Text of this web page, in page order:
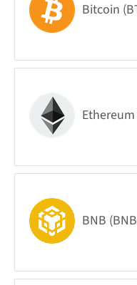
Bitcoin
Ethereum
BNB